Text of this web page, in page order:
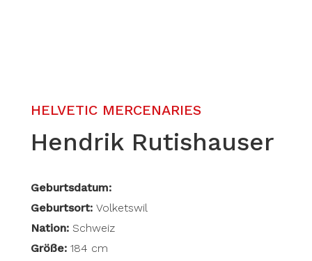
HELVETIC MERCENARIES
Hendrik Rutishauser
Geburtsdatum:
Geburtsort: Volketswil
Nation: Schweiz
Größe:184 cm